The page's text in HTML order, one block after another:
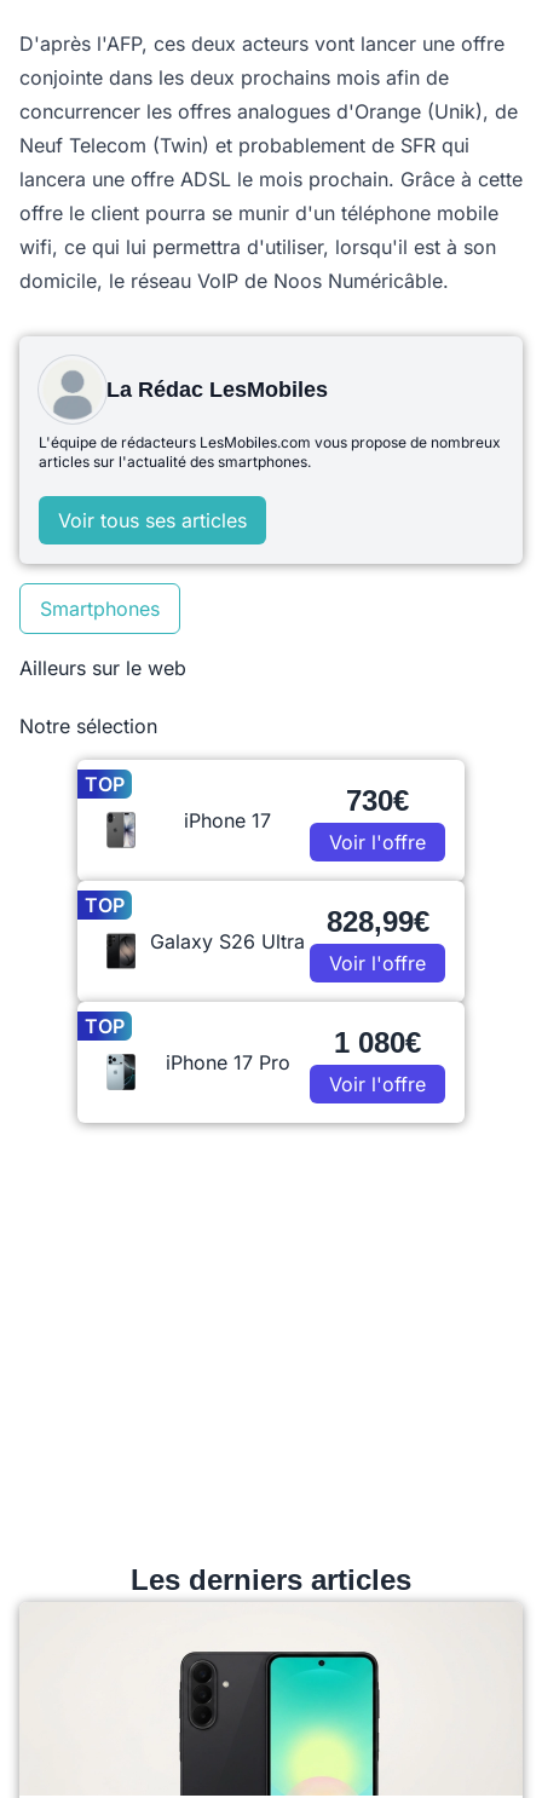
D'après l'AFP, ces deux acteurs vont lancer une offre
conjointe dans les deux prochains mois afin de
concurrencer les offres analogues d'Orange (Unik), de
Neuf Telecom (Twin) et probablement de SFR qui
lancera une offre ADSL le mois prochain. Grâce à cette
offre le client pourra se munir d'un téléphone mobile
wifi, ce qui lui permettra d'utiliser, lorsqu'il est à son
domicile, le réseau VoIP de Noos Numéricâble.
La Rédac LesMobiles
L'équipe de rédacteurs LesMobiles.com vous propose de nombreux
articles sur l'actualité des smartphones.
Voir tous ses articles
Smartphones
Ailleurs sur le web
Notre sélection
TOP
iPhone 17
730€
Voir l'offre
TOP
Galaxy S26 Ultra
828,99€
Voir l'offre
TOP
iPhone 17 Pro
1 080€
Voir l'offre
Les derniers articles